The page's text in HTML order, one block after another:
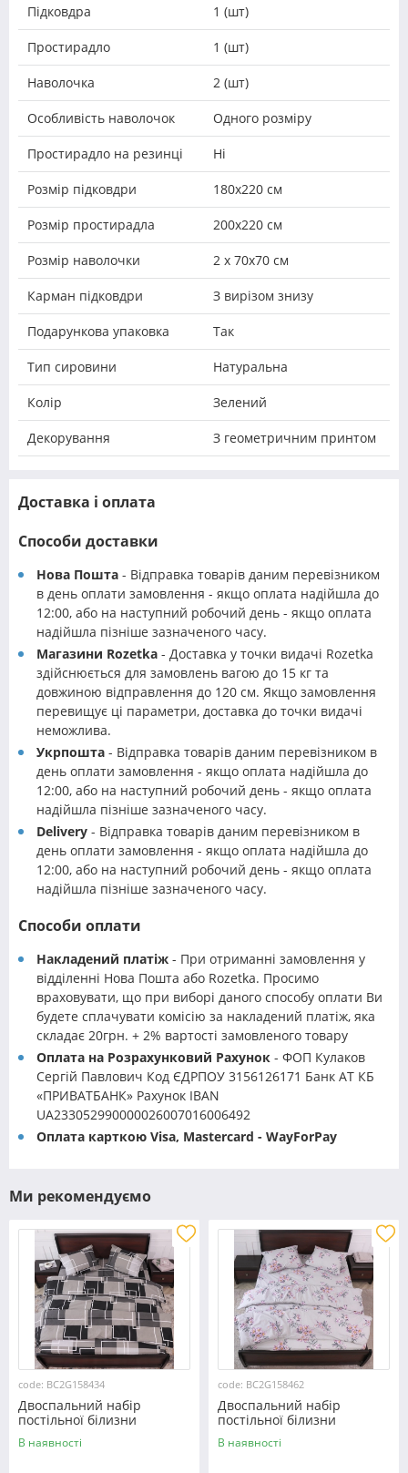
Підковдра 1 (шт)
Простирадло 1 (шт)
Наволочка 2 (шт)
Особливість наволочок Одного розміру
Простирадло на резинці Ні
Розмір підковдри 180х220 см
Розмір простирадла 200х220 см
Розмір наволочки 2 х 70х70 см
Карман підковдри З вирізом знизу
Подарункова упаковка Так
Тип сировини Натуральна
Колір Зелений
Декорування З геометричним принтом
Доставка і оплата
Способи доставки
Нова Пошта - Відправка товарів даним перевізником
в день оплати замовлення - якщо оплата надійшла до
12:00, або на наступний робочий день - якщо оплата
надійшла пізніше зазначеного часу.
Магазини Rozetka - Доставка у точки видачі Rozetka
здійснюється для замовлень вагою до 15 кг та
довжиною відправлення до 120 см. Якщо замовлення
перевищує ці параметри, доставка до точки видачі
неможлива.
Укрпошта - Відправка товарів даним перевізником в
день оплати замовлення - якщо оплата надійшла до
12:00, або на наступний робочий день - якщо оплата
надійшла пізніше зазначеного часу.
Delivery - Відправка товарів даним перевізником в
день оплати замовлення - якщо оплата надійшла до
12:00, або на наступний робочий день - якщо оплата
надійшла пізніше зазначеного часу.
Способи оплати
Накладений платіж - При отриманні замовлення у
відділенні Нова Пошта або Rozetka. Просимо
враховувати, що при виборі даного способу оплати Ви
будете сплачувати комісію за накладений платіж, яка
складає 20грн. + 2% вартості замовленого товару
Оплата на Розрахунковий Рахунок - ФОП Кулаков
Сергій Павлович Код ЄДРПОУ 3156126171 Банк АТ КБ
«ПРИВАТБАНК» Рахунок IBAN
UA233052990000026007016006492
Оплата карткою Visa, Mastercard - WayForPay
Ми рекомендуємо
code: BC2G158434
Двоспальний набір
постільної білизни
180*220 із Бязі "Gold"
№158434 Черешенка™
В наявності
code: BC2G158462
Двоспальний набір
постільної білизни
180*220 із Бязі "Gold"
№158462 Черешенька™
В наявності